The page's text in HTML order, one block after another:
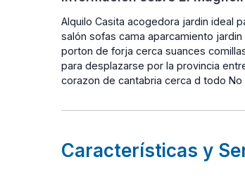
Alquilo Casita acogedora jardin ideal
salón sofas cama aparcamiento
porton de forja cerca suances
para desplazarse por la provincia
corazon de cantabria cerca d todo
Características y